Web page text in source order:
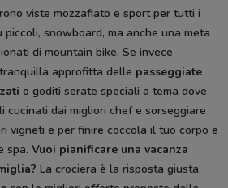
viste mozzafiato e sport per tutti i
snowboard, ma anche una meta
di mountain bike. Se invece
approfitta delle passeggiate
o goditi serate speciali a tema dove
cucinati dai migliori chef e sorseggiare
vigneti e per finire coccola il tuo corpo e
spa. Vuoi pianificare una vacanza
La crociera è la risposta giusta,